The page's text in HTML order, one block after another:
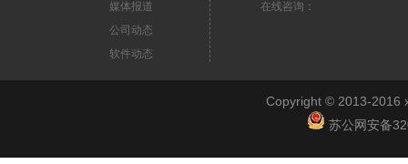
媒体报道
公司动态
软件动态
在线咨询：
Copyright © 2013-2016
苏公网安备